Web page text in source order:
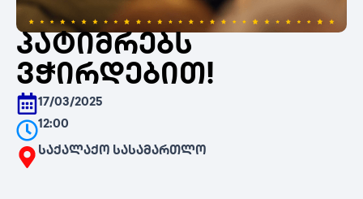
️პატიმრებს
ვჭირდებით!
17/03/2025
12:00
საქალაქო სასამართლო